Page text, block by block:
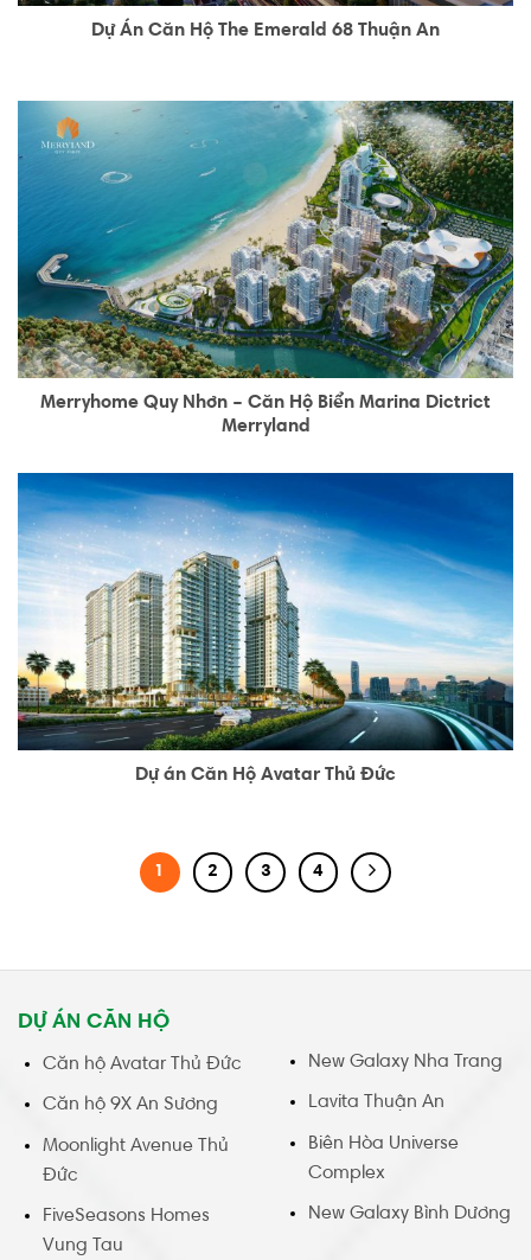
Dự Án Căn Hộ The Emerald 68 Thuận An
Merryhome Quy Nhơn – Căn Hộ Biển Marina Dictrict
Merryland
Dự án Căn Hộ Avatar Thủ Đức
1 2 3 4
DỰ ÁN CĂN HỘ
Căn hộ Avatar Thủ Đức
Căn hộ 9X An Sương
Moonlight Avenue Thủ
Đức
FiveSeasons Homes
Vung Tau
New Galaxy Nha Trang
Lavita Thuận An
Biên Hòa Universe
Complex
New Galaxy Bình Dương